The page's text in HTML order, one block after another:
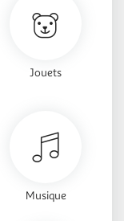
Jouets
Musique